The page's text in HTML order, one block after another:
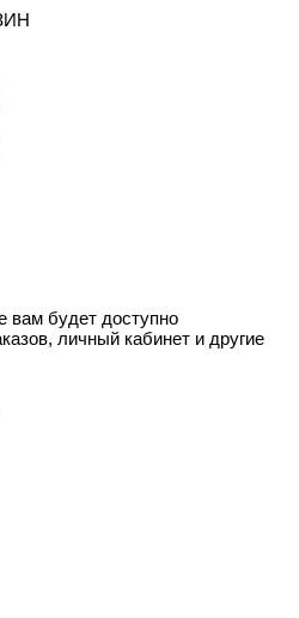
вам будет доступно
личный кабинет и другие